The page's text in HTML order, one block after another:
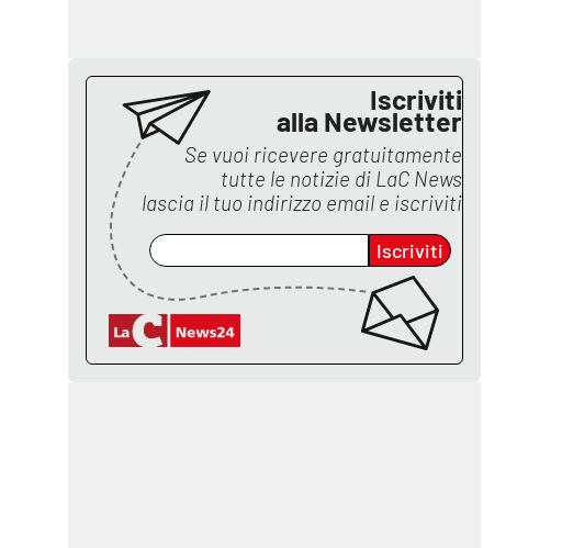
Iscriviti
alla Newsletter
Se vuoi ricevere gratuitamente
tutte le notizie di LaC News
lascia il tuo indirizzo email e iscriviti
Iscriviti